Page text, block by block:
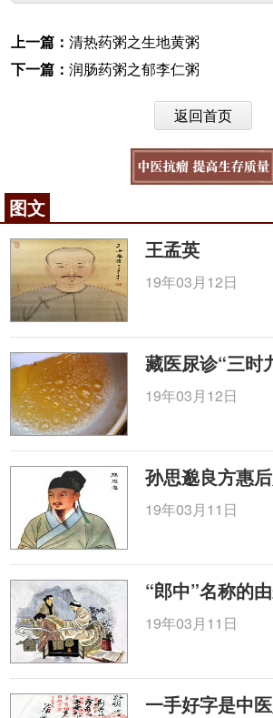
目赤头疼，视而不见物。竹叶五十片
两，沙糖一两，梗米三合。上以水三
膏，去渣取一盏，澄清煮粥熟，入糖
010-87876186
上一篇： 清热药粥之生地黄粥
下一篇： 润肠药粥之郁李仁粥
返回首页
图文
王孟英
19年03月12日
藏医尿诊“三时
19年03月12日
孙思邈良方惠
19年03月11日
“郎中”名称的
19年03月11日
一手好字是中